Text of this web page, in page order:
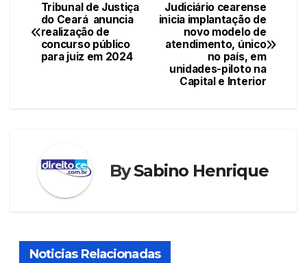
Navegação
de
Post
Judiciário cearense
inicia implantação de
novo modelo de
atendimento, único
no país, em
unidades-piloto na
Capital e Interior
Tribunal de Justiça
do Ceará anuncia
realização de
concurso público
para juiz em 2024
BySabino Henrique
Noticias Relacionadas